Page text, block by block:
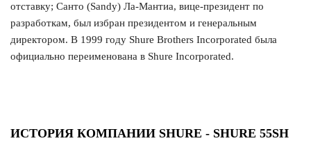
ИСТОРИЯ КОМПАНИИ SHURE - SHURE 55SH
отставку; Санто (Sandy) Ла-Мантиа, вице-президент по
разработкам, был избран президентом и генеральным
директором. В 1999 году Shure Brothers Incorporated была
официально переименована в Shure Incorporated.